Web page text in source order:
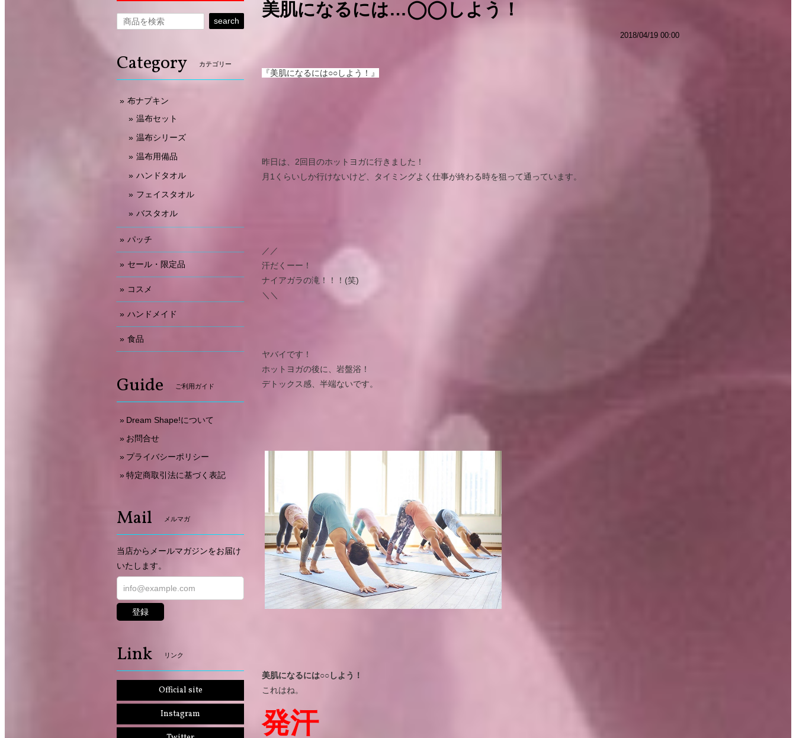
美肌になるには…◯◯しよう！
2018/04/19 00:00
『美肌になるには○○しよう！』
昨日は、2回目のホットヨガに行きました！
月1くらいしか行けないけど、タイミングよく仕事が終わる時を狙って通っています。
／／
汗だくーー！
ナイアガラの滝！！！(笑)
＼＼
ヤバイです！
ホットヨガの後に、岩盤浴！
デトックス感、半端ないです。
美肌になるには○○しよう！
これはね。
発汗
search
Category カテゴリー
布ナプキン
温布セット
温布シリーズ
温布用備品
ハンドタオル
フェイスタオル
バスタオル
パッチ
セール・限定品
コスメ
ハンドメイド
食品
Guide ご利用ガイド
Dream Shape!について
お問合せ
プライバシーポリシー
特定商取引法に基づく表記
Mail メルマガ
当店からメールマガジンをお届け
いたします。
登録
Link リンク
Official site
Instagram